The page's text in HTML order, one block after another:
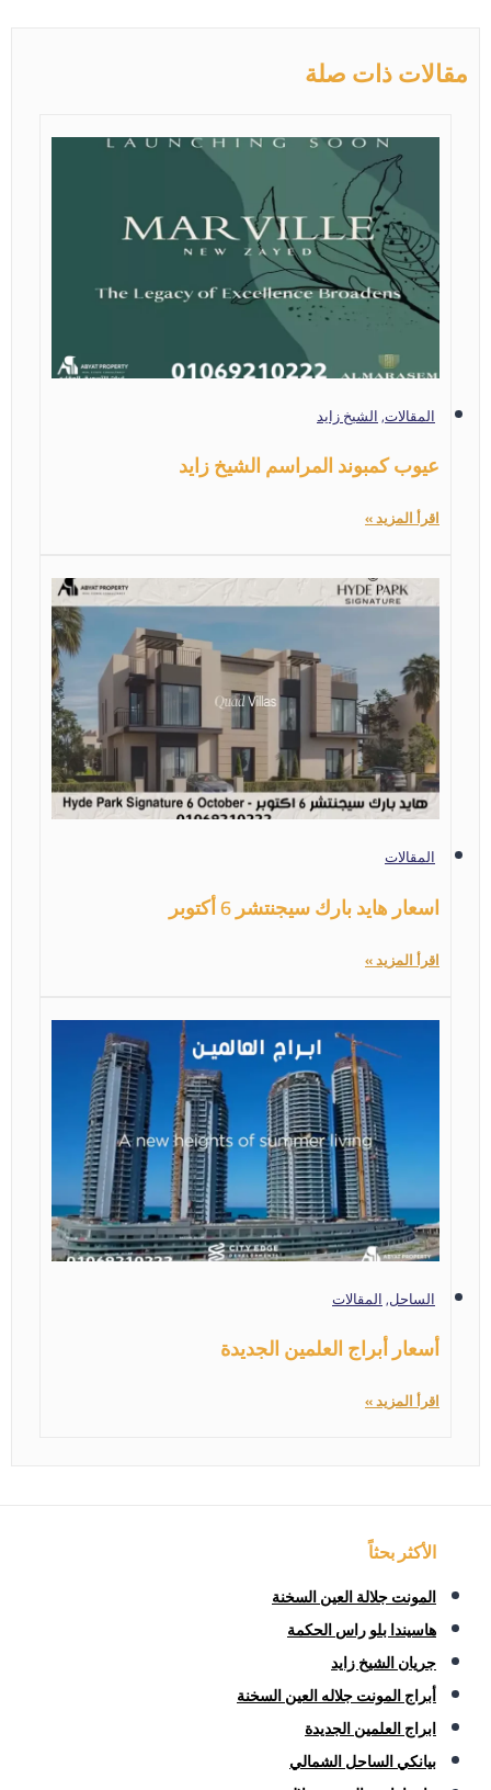
مقالات ذات صلة
المقالات,الشيخ زايد
عيوب كمبوند المراسم الشيخ زايد
اقرأ المزيد »
المقالات
اسعار هايد بارك سيجنتشر 6 أكتوبر
اقرأ المزيد »
الساحل,المقالات
أسعار أبراج العلمين الجديدة
اقرأ المزيد »
الأكثر بحثاً
المونت جلالة العين السخنة
هاسيندا بلو راس الحكمة
جريان الشيخ زايد
أبراج المونت جلاله العين السخنة
ابراج العلمين الجديدة
بيانكي الساحل الشمالي